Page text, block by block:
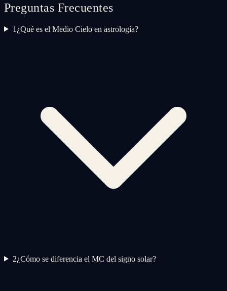
Preguntas Frecuentes
1 ¿Qué es el Medio Cielo en astrología?
2¿Cómo se diferencia el MC del signo solar?